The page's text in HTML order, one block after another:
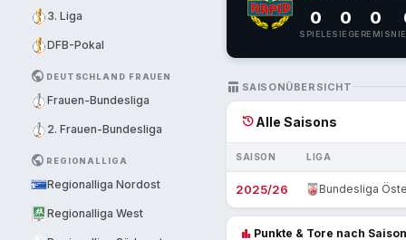
3. Liga
DFB-Pokal
PUBLIC DEUTSCHLAND FRAUEN
Frauen-Bundesliga
2. Frauen-Bundesliga
PUBLIC REGIONALLIGA
Regionalliga Nordost
Regionalliga West
0
SPIELE
0
SIEGE
0
REMIS
TABLE_CHART SAISONÜBERSICHT
historyAlle Saisons
SAISON LIGA
2025/26 Bundesliga
bar_chart Punkte & Tore nach Saison